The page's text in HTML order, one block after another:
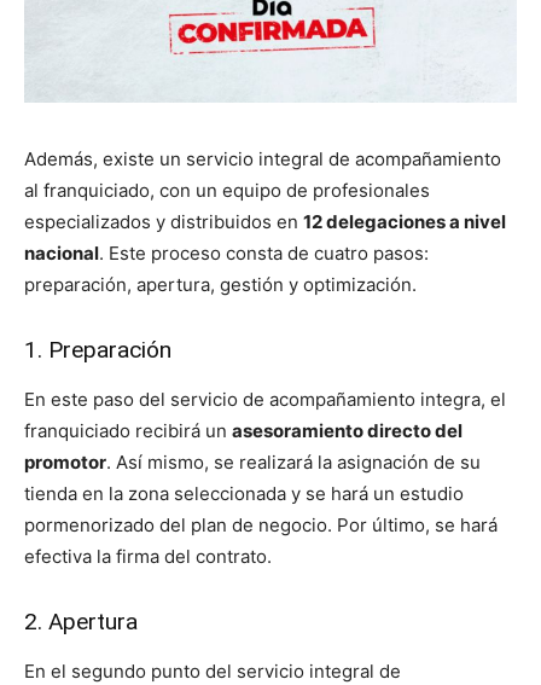
Además, existe un servicio integral de acompañamiento
al franquiciado, con un equipo de profesionales
especializados y distribuidos en 12 delegaciones a nivel
nacional. Este proceso consta de cuatro pasos:
preparación, apertura, gestión y optimización.
1. Preparación
En este paso del servicio de acompañamiento integra, el
franquiciado recibirá un asesoramiento directo del
promotor. Así mismo, se realizará la asignación de su
tienda en la zona seleccionada y se hará un estudio
pormenorizado del plan de negocio. Por último, se hará
efectiva la firma del contrato.
2. Apertura
En el segundo punto del servicio integral de